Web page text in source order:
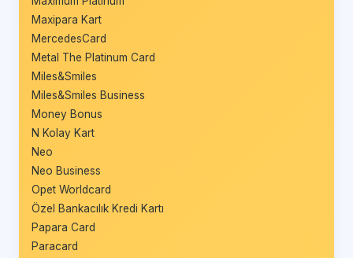
Maxipara Kart
MercedesCard
Metal The Platinum Card
Miles&Smiles
Miles&Smiles Business
Money Bonus
N Kolay Kart
Neo
Neo Business
Opet Worldcard
Özel Bankacılık Kredi Kartı
Papara Card
Paracard